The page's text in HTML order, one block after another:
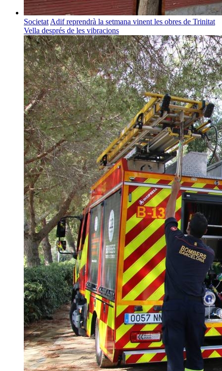
Societat Adif reprendrà la setmana vinent les obres de Trinitat
Vella després de les vibracions